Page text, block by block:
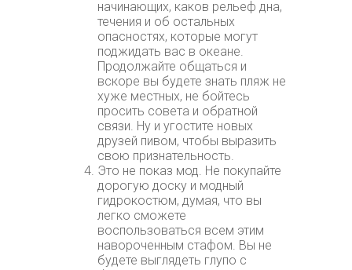
начинающих, каков рельеф дна,
течения и об остальных
опасностях, которые могут
поджидать вас в океане.
Продолжайте общаться и
вскоре вы будете знать пляж не
хуже местных, не бойтесь
просить совета и обратной
связи. Ну и угостите новых
друзей пивом, чтобы выразить
свою признательность.
Это не показ мод. Не покупайте
дорогую доску и модный
гидрокостюм, думая, что вы
легко сможете
воспользоваться всем этим
навороченным стафом. Вы не
будете выглядеть глупо с